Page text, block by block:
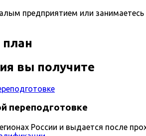
предприятием или
вы получите
переподготовке
России и выдается после